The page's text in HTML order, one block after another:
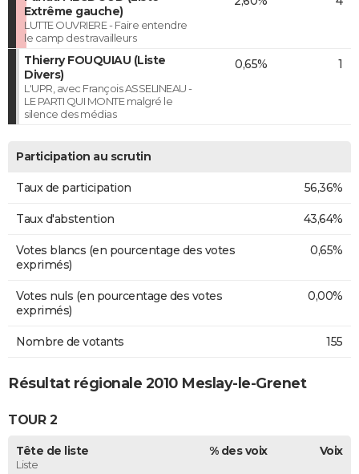
Extrême gauche)
LUTTE OUVRIERE - Faire entendre
le camp des travailleurs
Thierry FOUQUIAU (Liste
Divers)
L'UPR, avec François ASSELINEAU -
LE PARTI QUI MONTE malgré le
silence des médias
0,65% 1
Participation au scrutin
Taux de participation 56,36%
Taux d'abstention 43,64%
Votes blancs (en pourcentage des votes
exprimés)
0,65%
Votes nuls (en pourcentage des votes
exprimés)
0,00%
Nombre de votants 155
Résultat régionale 2010 Meslay-le-Grenet
TOUR 2
Tête de liste
Liste
% des voix Voix